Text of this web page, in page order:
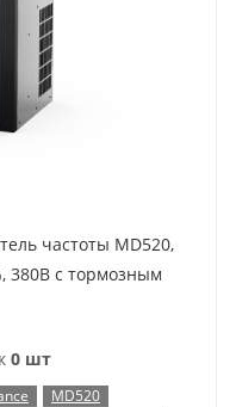
частоты MD520,
380В с тормозным
0 шт
MD520